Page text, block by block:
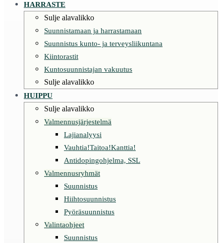
HARRASTE
Sulje alavalikko
Suunnistamaan ja harrastamaan
Suunnistus kunto- ja terveysliikuntana
Kiintorastit
Kuntosuunnistajan vakuutus
Sulje alavalikko
HUIPPU
Sulje alavalikko
Valmennusjärjestelmä
Lajianalyysi
Vauhtia!Taitoa!Kanttia!
Antidopingohjelma, SSL
Valmennusryhmät
Suunnistus
Hiihtosuunnistus
Pyöräsuunnistus
Valintaohjeet
Suunnistus